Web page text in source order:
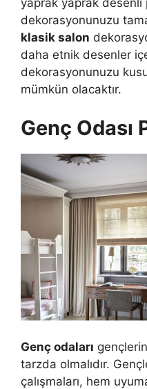
yaprak yaprak desenli
dekorasyonunuzu
klasik salon
daha etnik desenler
dekorasyonunuzu
mümkün olacaktır.
Genç Odası
Genç odaları
tarzda olmalıdır.
çalışmaları, hem